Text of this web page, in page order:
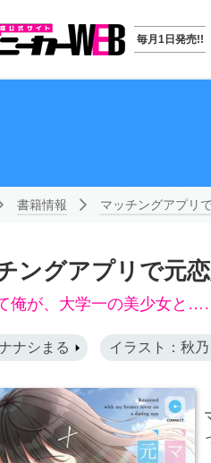
毎月1日発売!!
書籍情報 マッチングアプリ
ングアプリで元
俺が、大学一の美少女と
ナシまる イラスト：秋